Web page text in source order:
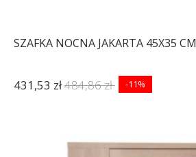
SZAFKA NOCNA JAKARTA 45X35 CM
431,53 zł484,86 zł -11%